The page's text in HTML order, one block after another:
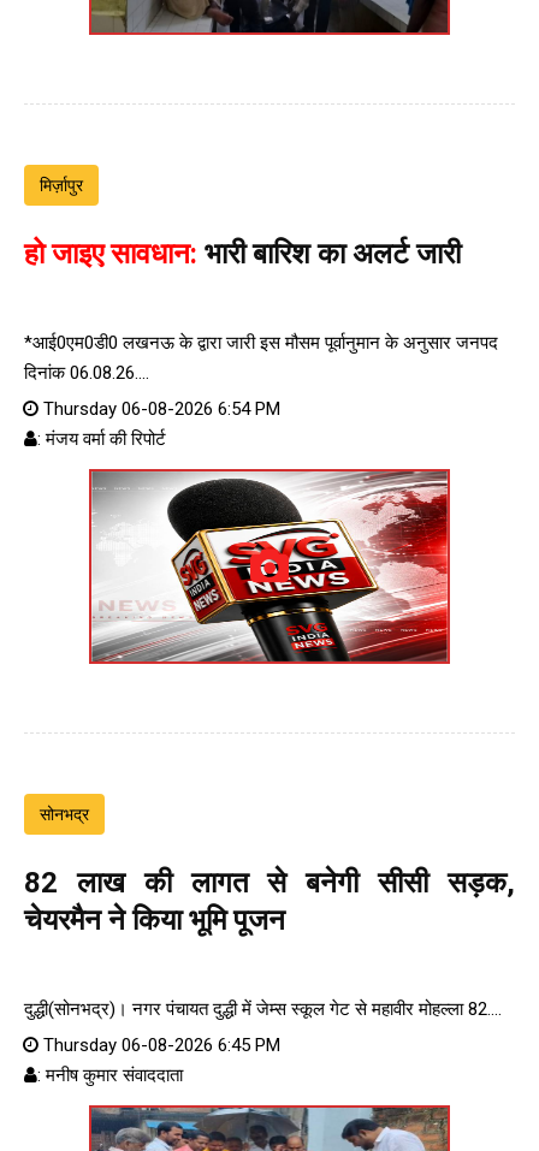
मिर्ज़ापुर
हो जाइए सावधान: भारी बारिश का अलर्ट जारी
*आई0एम0डी0 लखनऊ के द्वारा जारी इस मौसम पूर्वानुमान के अनुसार जनपद
दिनांक 06.08.26....
Thursday 06-08-2026 6:54 PM
: मंजय वर्मा की रिपोर्ट
सोनभद्र
82 लाख की लागत से बनेगी सीसी सड़क,
चेयरमैन ने किया भूमि पूजन
दुद्धी(सोनभद्र)। नगर पंचायत दुद्धी में जेम्स स्कूल गेट से महावीर मोहल्ला 82....
Thursday 06-08-2026 6:45 PM
: मनीष कुमार संवाददाता